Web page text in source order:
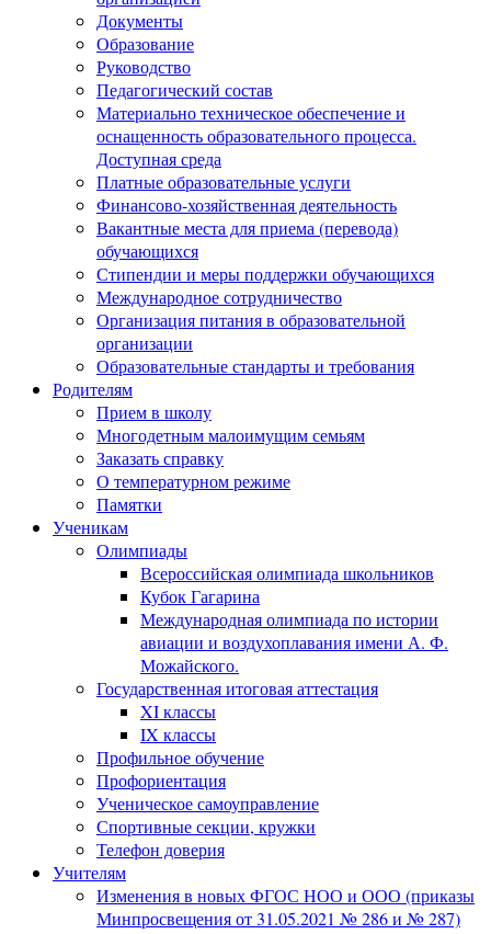
Документы
Образование
Руководство
Педагогический состав
Материально техническое обеспечение и
оснащенность образовательного процесса.
Доступная среда
Платные образовательные услуги
Финансово-хозяйственная деятельность
Вакантные места для приема (перевода)
обучающихся
Стипендии и меры поддержки обучающихся
Международное сотрудничество
Организация питания в образовательной
организации
Образовательные стандарты и требования
Родителям
Прием в школу
Многодетным малоимущим семьям
Заказать справку
О температурном режиме
Памятки
Ученикам
Олимпиады
Всероссийская олимпиада школьников
Кубок Гагарина
Международная олимпиада по истории
авиации и воздухоплавания имени А. Ф.
Можайского.
Государственная итоговая аттестация
XI классы
IX классы
Профильное обучение
Профориентация
Ученическое самоуправление
Спортивные секции, кружки
Телефон доверия
Учителям
Изменения в новых ФГОС НОО и ООО (приказы
Минпросвещения от 31.05.2021 № 286 и № 287)